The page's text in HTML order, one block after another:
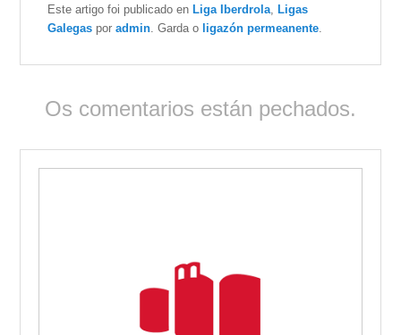
Este artigo foi publicado enLiga Iberdrola ,Ligas
Galegas poradmin . Garda o ligazón permeanente
Os comentarios están pechados.